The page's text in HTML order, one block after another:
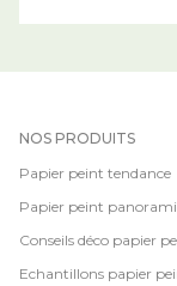
NOS PRODUITS
Papier peint tendance
Papier peint
Conseils déco papier
Echantillons papier